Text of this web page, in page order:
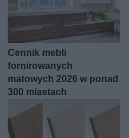
Cennik mebli
fornirowanych
matowych 2026 w ponad
300 miastach